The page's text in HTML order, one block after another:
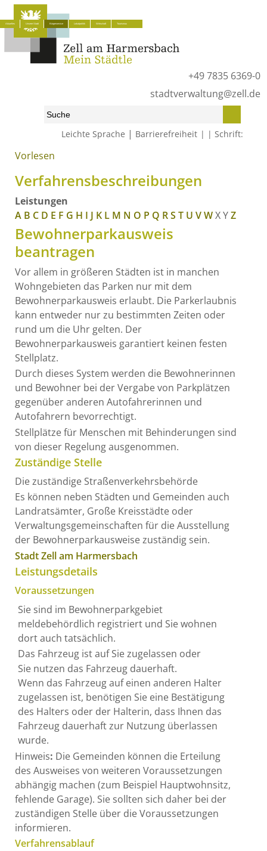
+49 7835 6369-0
stadtverwaltung@zell.de
Leichte Sprache | Barrierefreiheit Schrift:
Aktuelles Unsere Stadt Bürgerservice Lokalpolitik Wirtschaft Tourismus
Start» Bürgerservice »
Vorlesen
Verfahrensbeschreibungen
Leistungen
A B C D E F G H I J K L M N O P Q RS T U VWXYZ
Bewohnerparkausweis
beantragen
Vor allem in größeren Städten ist in manchen
Wohngebieten das Parken nur mit dem
Bewohnerparkausweis erlaubt. Die Parkerlaubnis
kann entweder nur zu bestimmten Zeiten oder
rund um die Uhr gelten. Der
Bewohnerparkausweis garantiert keinen festen
Stellplatz.
Durch dieses System werden die Bewohnerinnen
und Bewohner bei der Vergabe von Parkplätzen
gegenüber anderen Autofahrerinnen und
Autofahrern bevorrechtigt.
Stellplätze für Menschen mit Behinderungen sind
von dieser Regelung ausgenommen.
Zuständige Stelle
Die zuständige Straßenverkehrsbehörde
Es können neben Städten und Gemeinden auch
Landratsämter, Große Kreisstädte oder
Verwaltungsgemeinschaften für die Ausstellung
der Bewohnerparkausweise zuständig sein.
Stadt Zell am Harmersbach
Leistungsdetails
Voraussetzungen
Sie sind im Bewohnerparkgebiet
meldebehördlich registriert und Sie wohnen
dort auch tatsächlich.
Das Fahrzeug ist auf Sie zugelassen oder
Sie nutzen das Fahrzeug dauerhaft.
Wenn das Fahrzeug auf einen anderen Halter
zugelassen ist, benötigen Sie eine Bestätigung
des Halters oder der Halterin, dass Ihnen das
Fahrzeug dauerhaft zur Nutzung überlassen
wurde.
Hinweis: Die Gemeinden können die Erteilung
des Ausweises von weiteren Voraussetzungen
abhängig machen (zum Beispiel Hauptwohnsitz,
fehlende Garage). Sie sollten sich daher bei der
zuständigen Stelle über die Voraussetzungen
informieren.
Verfahrensablauf